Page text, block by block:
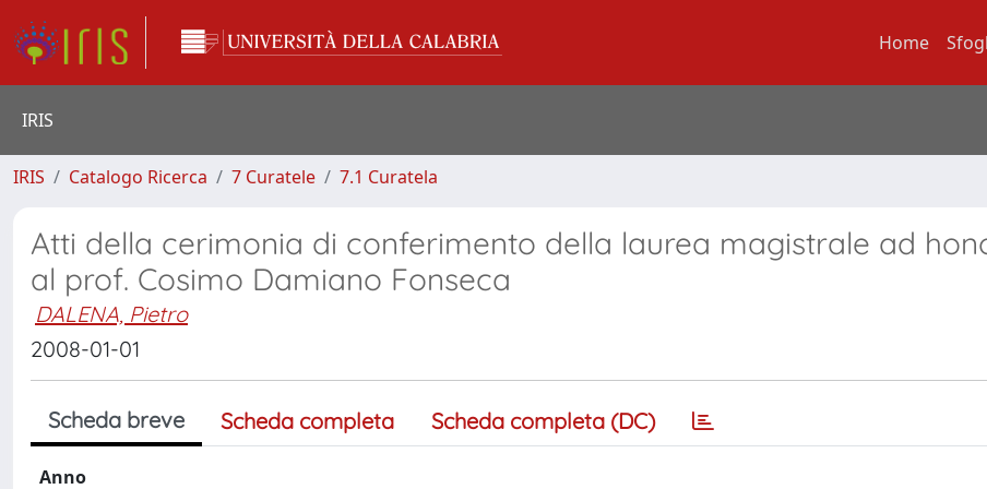
Home
IRIS
IRIS Catalogo Ricerca 7 Curatele 7.1 Curatela
Atti della cerimonia di conferimento della laurea magistrale ad
al prof. Cosimo Damiano Fonseca
DALENA, Pietro
2008-01-01
Scheda breve Scheda completa Scheda completa (DC)
Anno